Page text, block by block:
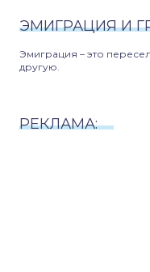
ЭМИГРАЦИЯ И
Эмиграция – это
другую.
РЕКЛАМА: